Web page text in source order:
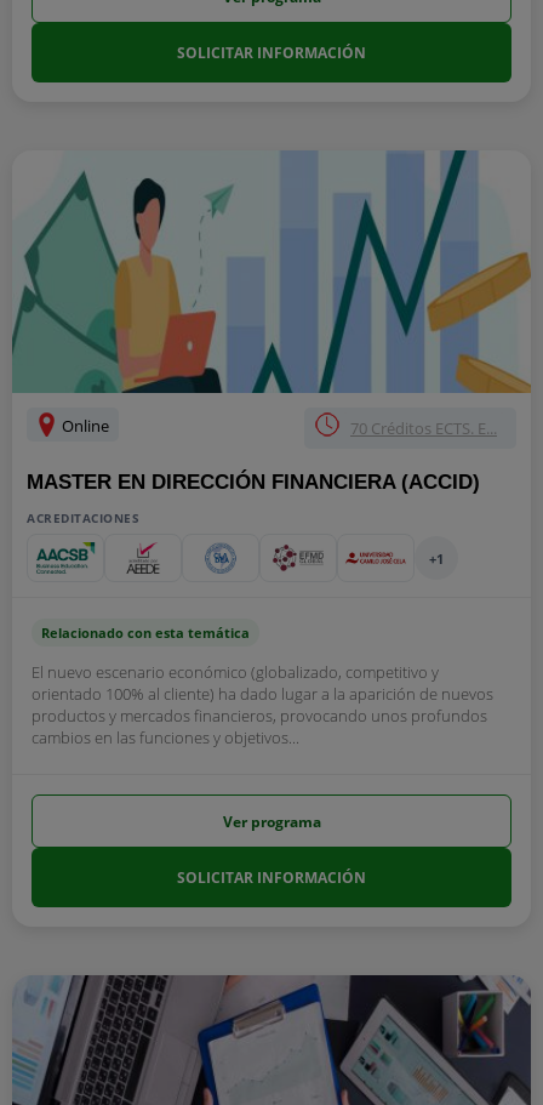
SOLICITAR INFORMACIÓN
Online 70 Créditos ECTS. E...
MASTER EN DIRECCIÓN FINANCIERA (ACCID)
ACREDITACIONES
+1
Relacionado con esta temática
El nuevo escenario económico (globalizado, competitivo y
orientado 100% al cliente) ha dado lugar a la aparición de nuevos
productos y mercados financieros, provocando unos profundos
cambios en las funciones y objetivos...
Ver programa
SOLICITAR INFORMACIÓN